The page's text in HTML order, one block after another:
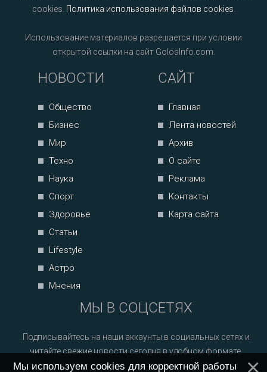
cookies. Политика использования файлов cookies
Использование материалов разрешается при условии
открытой ссылки на сайт GolosInfo.com.
НОВОСТИ
Общество
Бизнес
Мир
Техно
Наука
Спорт
Здоровье
Статьи
Lifestyle
Астро
Мнения
САЙТ
Главная
Лента новостей
Архив
О сайте
Реклама
Контакты
Карта сайта
МЫ В СОЦСЕТЯХ
Подписывайтесь на наши аккаунты в социальных сетях и
читайте свежие новости сегодня в удобном формате.
Мы используем cookies для корректной работы